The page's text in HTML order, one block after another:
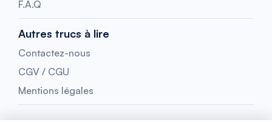
F.A.Q
Autres trucs à lire
Contactez-nous
CGV / CGU
Mentions légales